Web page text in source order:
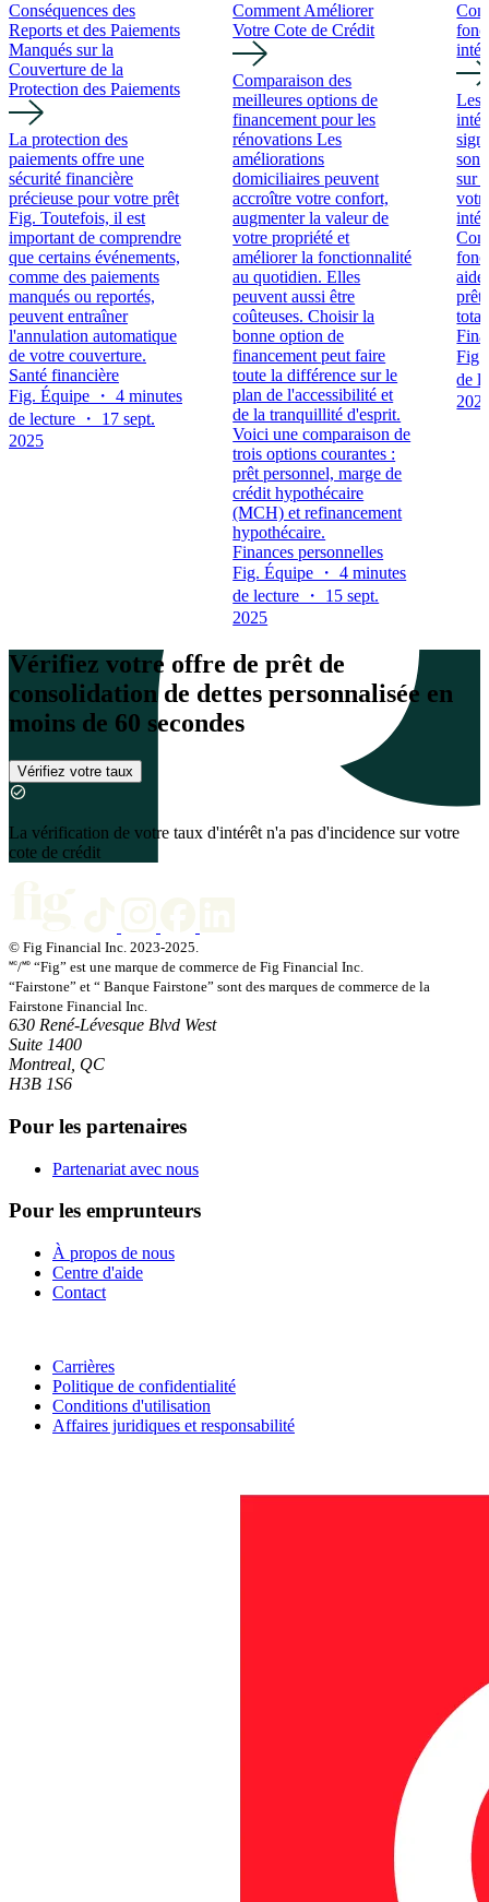
Conséquences des
Reports et des Paiements
Manqués sur la
Couverture de la
Protection des Paiements
La protection des
paiements offre une
sécurité financière
précieuse pour votre prêt
Fig. Toutefois, il est
important de comprendre
que certains événements,
comme des paiements
manqués ou reportés,
peuvent entraîner
l'annulation automatique
de votre couverture.
Santé financière
Fig. Équipe ・ 4 minutes
de lecture ・ 17 sept.
2025
Comment Améliorer
Votre Cote de Crédit
Comparaison des
meilleures options de
financement pour les
rénovations Les
améliorations
domiciliaires peuvent
accroître votre confort,
augmenter la valeur de
votre propriété et
améliorer la fonctionnalité
au quotidien. Elles
peuvent aussi être
coûteuses. Choisir la
bonne option de
financement peut faire
toute la différence sur le
plan de l'accessibilité et
de la tranquillité d'esprit.
Voici une comparaison de
trois options courantes :
prêt personnel, marge de
crédit hypothécaire
(MCH) et refinancement
hypothécaire.
Finances personnelles
Fig. Équipe ・ 4 minutes
de lecture ・ 15 sept.
2025
Les
sont
sur
prêt
Fig.
de
Vérifiez votre offre de prêt de
consolidation de dettes personnalisée en
moins de 60 secondes
Vérifiez votre taux
La vérification de votre taux d'intérêt n'a pas d'incidence sur votre
cote de crédit
© Fig Financial Inc. 2023-2025.
🅪/🅫 “Fig” est une marque de commerce de Fig Financial Inc.
“Fairstone” et “ Banque Fairstone” sont des marques de commerce de la
Fairstone Financial Inc.
630 René-Lévesque Blvd West
Suite 1400
Montreal, QC
H3B 1S6
Pour les partenaires
Partenariat avec nous
Pour les emprunteurs
À propos de nous
Centre d'aide
Contact
Carrières
Politique de confidentialité
Conditions d'utilisation
Affaires juridiques et responsabilité